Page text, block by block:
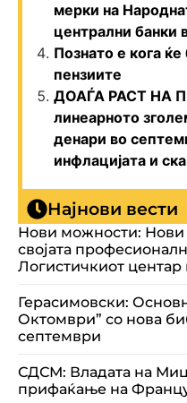
мерки на
централни банки
Познато е кога
пензиите
ДОАЃА РАСТ НА
линеарното
денари во
инфлацијата и
Најнови вести
Нови можности: Нови
својата
Логистичкиот
Герасимовски:
Октомври” со нова
септември
СДСМ: Владата на
прифаќање на